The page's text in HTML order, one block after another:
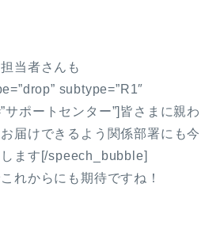
当者さんも
subtype=”R1″
サポートセンター”]皆さまに親わ
届けできるよう関係部署にも今
ます[/speech_bubble]
れからにも期待ですね！